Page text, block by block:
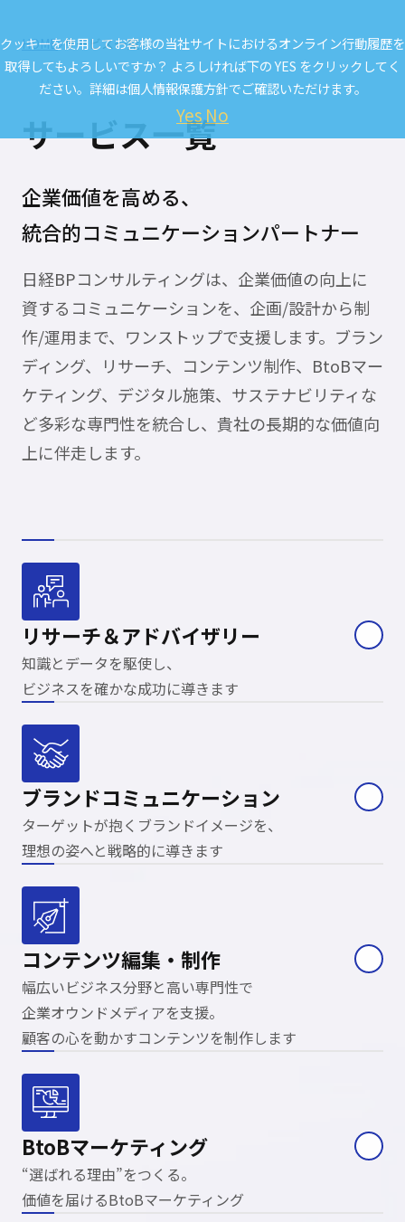
HOME サービス一覧
サービス一覧
企業価値を高める、
統合的コミュニケーションパートナー
日経BPコンサルティングは、企業価値の向上に
資するコミュニケーションを、企画/設計から制
作/運用まで、ワンストップで支援します。ブラン
ディング、リサーチ、コンテンツ制作、BtoBマー
ケティング、デジタル施策、サステナビリティな
ど多彩な専門性を統合し、貴社の長期的な価値向
上に伴走します。
リサーチ＆アドバイザリー
知識とデータを駆使し、
ビジネスを確かな成功に導きます
ブランドコミュニケーション
ターゲットが抱くブランドイメージを、
理想の姿へと戦略的に導きます
コンテンツ編集・ 制作
幅広いビジネス分野と高い専門性で
企業オウンドメディアを支援。
顧客の心を動かすコンテンツを制作します
BtoBマーケティング
“選ばれる理由”をつくる。
価値を届けるBtoBマーケティング
クッキーを使用してお客様の当社サイトにおけるオンライン行動履歴を
取得してもよろしいですか？ よろしければ下の YES をクリックしてく
ださい。詳細は個人情報保護方針でご確認いただけます。
Yes No